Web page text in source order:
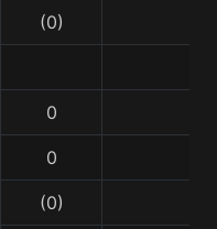
(0)
0
0
(0)